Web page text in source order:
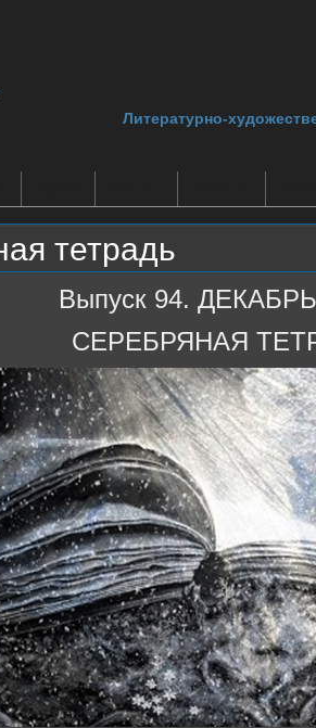
Литературно-
тетрадь
Выпуск 94.
СЕРЕБРЯНАЯ